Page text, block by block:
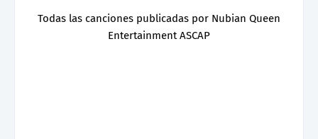
Todas las canciones publicadas por Nubian Queen
Entertainment ASCAP